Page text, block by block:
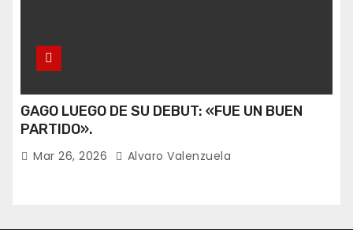
GAGO LUEGO DE SU DEBUT: «FUE UN BUEN
PARTIDO».
Mar 26, 2026 Alvaro Valenzuela